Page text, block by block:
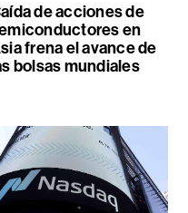
de acciones de
en
frena el avance de
bolsas mundiales